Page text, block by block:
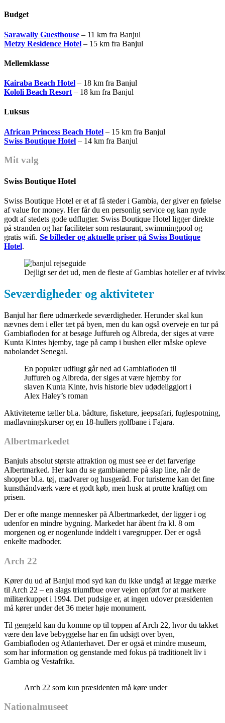
Budget
Sarawally Guesthouse – 11 km fra Banjul
Metzy Residence Hotel – 15 km fra Banjul
Mellemklasse
Kairaba Beach Hotel – 18 km fra Banjul
Kololi Beach Resort – 18 km fra Banjul
Luksus
African Princess Beach Hotel – 15 km fra Banjul
Swiss Boutique Hotel – 14 km fra Banjul
Mit valg
Swiss Boutique Hotel
Swiss Boutique Hotel er et af få steder i Gambia, der giver en følelse
af value for money. Her får du en personlig service og kan nyde
godt af stedets gode udflugter. Swiss Boutique Hotel ligger direkte
på stranden og har faciliteter som restaurant, swimmingpool og
gratis wifi. Se billeder og aktuelle priser på Swiss Boutique
Hotel.
Dejligt ser det ud, men de fleste af Gambias hoteller er af
Seværdigheder og aktiviteter
Banjul har flere udmærkede seværdigheder. Herunder skal kun
nævnes dem i eller tæt på byen, men du kan også overveje en tur på
Gambiafloden for at besøge Juffureh og Albreda, der siges at være
Kunta Kintes hjemby, tage på camp i bushen eller måske opleve
nabolandet Senegal.
En populær udflugt går ned ad Gambiafloden til
Juffureh og Albreda, der siges at være hjemby for
slaven Kunta Kinte, hvis historie blev udødeliggjort i
Alex Haley’s roman
Aktiviteterne tæller bl.a. bådture, fisketure, jeepsafari, fuglespotning,
madlavningskurser og en 18-hullers golfbane i Fajara.
Albertmarkedet
Banjuls absolut største attraktion og must see er det farverige
Albertmarked. Her kan du se gambianerne på slap line, når de
shopper bl.a. tøj, madvarer og husgeråd. For turisterne kan det fine
kunsthåndværk være et godt køb, men husk at prutte kraftigt om
prisen.
Der er ofte mange mennesker på Albertmarkedet, der ligger i og
udenfor en mindre bygning. Markedet har åbent fra kl. 8 om
morgenen og er nogenlunde inddelt i varegrupper. Der er også
enkelte madboder.
Arch 22
Kører du ud af Banjul mod syd kan du ikke undgå at lægge mærke
til Arch 22 – en slags triumfbue over vejen opført for at markere
militærkuppet i 1994. Det pudsige er, at ingen udover præsidenten
må kører under det 36 meter høje monument.
Til gengæld kan du komme op til toppen af Arch 22, hvor du takket
være den lave bebyggelse har en fin udsigt over byen,
Gambiafloden og Atlanterhavet. Der er også et mindre museum,
som har information og genstande med fokus på traditionelt liv i
Gambia og Vestafrika.
Arch 22 som kun præsidenten må køre under
Nationalmuseet